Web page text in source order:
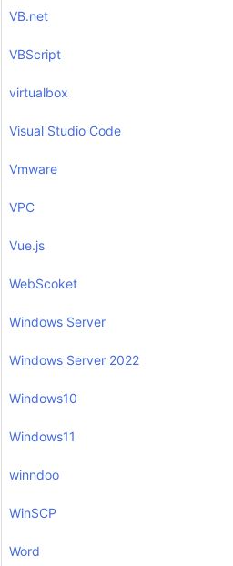
VB.net
VBScript
virtualbox
Visual Studio Code
Vmware
VPC
Vue.js
WebScoket
Windows Server
Windows Server 2022
Windows10
Windows11
winndoo
WinSCP
Word